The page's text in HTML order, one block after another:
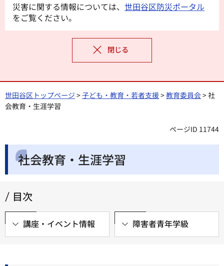
災害に関する情報については、 世田谷区防災ポータル
をご覧ください。
閉じる
世田谷区トップページ >子ども・教育・若者支援>教育委員会> 社
会教育・生涯学習
ページID 11744
社会教育・生涯学習
目次
講座・イベント情報 障害者青年学級